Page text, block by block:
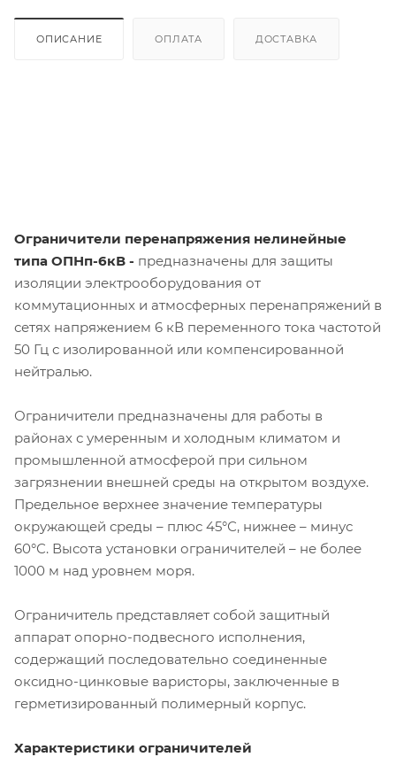
ОПИСАНИЕ ОПЛАТА ДОСТАВКА
Ограничители перенапряжения нелинейные
типа ОПНп-6кВ - предназначены для защиты
изоляции электрооборудования от
коммутационных и атмосферных перенапряжений в
сетях напряжением 6 кВ переменного тока частотой
50 Гц с изолированной или компенсированной
нейтралью.
Ограничители предназначены для работы в
районах с умеренным и холодным климатом и
промышленной атмосферой при сильном
загрязнении внешней среды на открытом воздухе.
Предельное верхнее значение температуры
окружающей среды – плюс 45°С, нижнее – минус
60°С. Высота установки ограничителей – не более
1000 м над уровнем моря.
Ограничитель представляет собой защитный
аппарат опорно-подвесного исполнения,
содержащий последовательно соединенные
оксидно-цинковые варисторы, заключенные в
герметизированный полимерный корпус.
Характеристики ограничителей